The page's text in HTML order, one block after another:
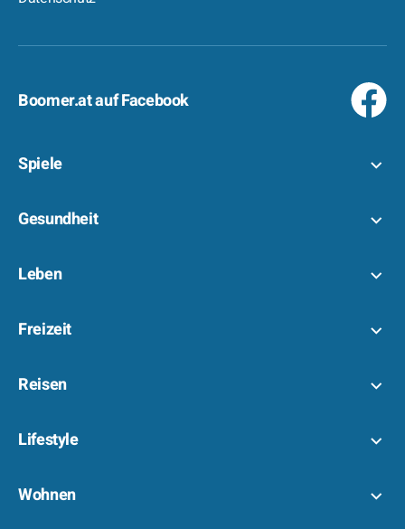
Boomer.at auf Facebook
Spiele
Gesundheit
Leben
Freizeit
Reisen
Lifestyle
Wohnen